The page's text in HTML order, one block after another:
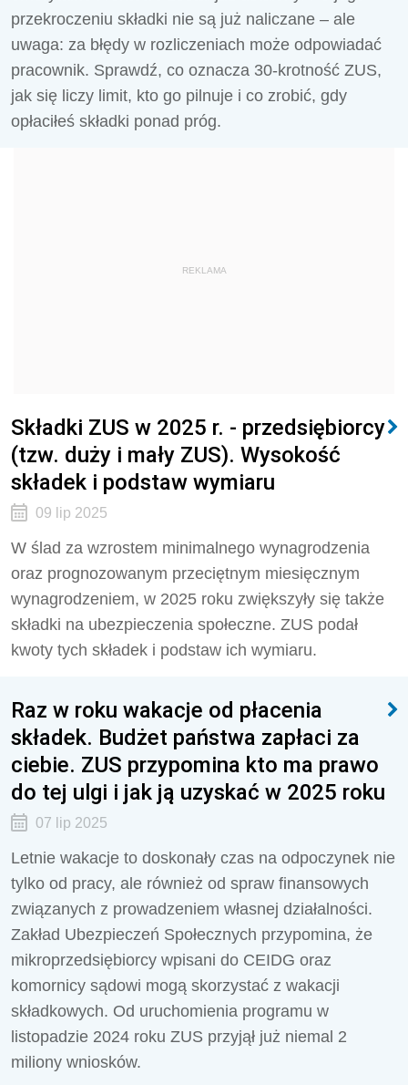
przekroczeniu składki nie są już naliczane – ale
uwaga: za błędy w rozliczeniach może odpowiadać
pracownik. Sprawdź, co oznacza 30-krotność ZUS,
jak się liczy limit, kto go pilnuje i co zrobić, gdy
opłaciłeś składki ponad próg.
REKLAMA
Składki ZUS w 2025 r. - przedsiębiorcy
(tzw. duży i mały ZUS). Wysokość
składek i podstaw wymiaru
09 lip 2025
W ślad za wzrostem minimalnego wynagrodzenia
oraz prognozowanym przeciętnym miesięcznym
wynagrodzeniem, w 2025 roku zwiększyły się także
składki na ubezpieczenia społeczne. ZUS podał
kwoty tych składek i podstaw ich wymiaru.
Raz w roku wakacje od płacenia
składek. Budżet państwa zapłaci za
ciebie. ZUS przypomina kto ma prawo
do tej ulgi i jak ją uzyskać w 2025 roku
07 lip 2025
Letnie wakacje to doskonały czas na odpoczynek nie
tylko od pracy, ale również od spraw finansowych
związanych z prowadzeniem własnej działalności.
Zakład Ubezpieczeń Społecznych przypomina, że
mikroprzedsiębiorcy wpisani do CEIDG oraz
komornicy sądowi mogą skorzystać z wakacji
składkowych. Od uruchomienia programu w
listopadzie 2024 roku ZUS przyjął już niemal 2
miliony wniosków.